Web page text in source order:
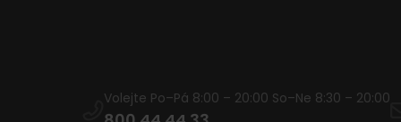
Volejte Po–Pá 8:00 – 20:00 So–Ne 8:30 – 20:00